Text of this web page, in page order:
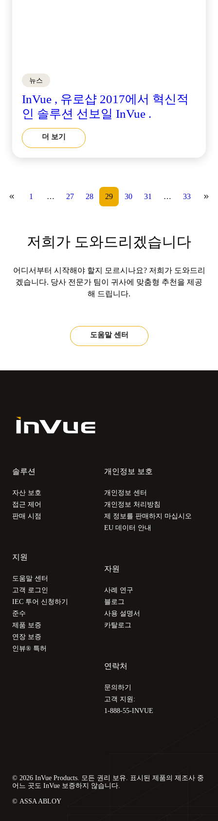
뉴스
InVue , 유로샵 2017에서 혁신적
인 솔루션 선보일 InVue .
더 보기
1 … 27 28 29 30 31 … 33
저희가 도와드리겠습니다
어디서부터 시작해야 할지 모르시나요? 저희가 도와드리
겠습니다. 당사 전문가 팀이 귀사에 맞춤형 추천을 제공
해 드립니다.
도움말 센터
솔루션
자산 보호
접근 제어
판매 시점
지원
도움말 센터
고객 로그인
IEC 투어 신청하기
준수
제품 보증
연장 보증
인뷰® 특허
개인정보 보호
개인정보 센터
개인정보 처리방침
제 정보를 판매하지 마십시오
EU 데이터 안내
자원
사례 연구
블로그
사용 설명서
카탈로그
연락처
문의하기
고객 지원:
1-888-55-INVUE
© 2026 InVue Products. 모든 권리 보유. 표시된 제품의 제조사 중
어느 곳도 InVue 보증하지 않습니다.
© ASSA ABLOY